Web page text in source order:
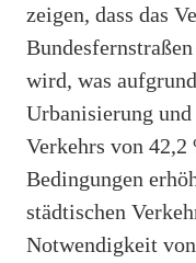
zeigen, dass das
wird, was
Urbanisierung
Verkehrs von
Bedingungen
städtischen
Notwendigkeit